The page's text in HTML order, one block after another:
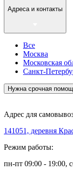
Адреса и контакты
Все
Москва
Московская
Санкт-
Нужна срочная
Адрес для
141051, деревня
Режим работы:
пн-пт 09:00 - 19:00,